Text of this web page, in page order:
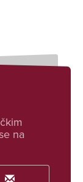
na